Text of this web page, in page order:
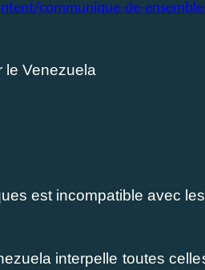
communique-de-
le Venezuela
est incompatible avec
interpelle toutes